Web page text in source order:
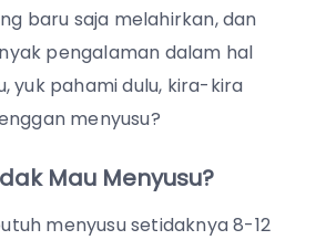
baru saja melahirkan, dan
pengalaman dalam hal
yuk pahami dulu, kira-kira
menyusu?
Mau Menyusu?
menyusu setidaknya 8-12